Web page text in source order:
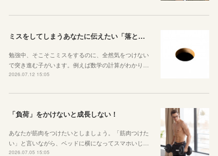
ミスをしてしまうあなたに伝えたい「落とし穴がある道は早歩きしない」ということ
勉強中、そこそこミスをするのに、全然気をつけない
で突き進む子がいます。例えば数学の計算がわかり…
2026.07.12 15:05
「負荷」をかけないと成長しない！
あなたが筋肉をつけたいとしましょう。「筋肉つけた
い」と言いながら、ベッドに横になってスマホいじ…
2026.07.05 15:05